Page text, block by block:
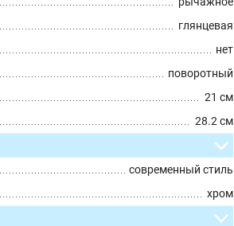
глянцевая
нет
поворотный
21 см
28.2 см
современный стиль
хром